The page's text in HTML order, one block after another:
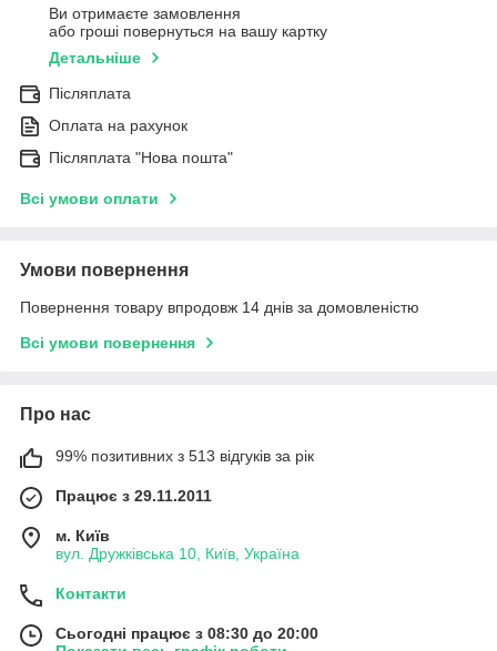
Ви отримаєте замовлення
або гроші повернуться на вашу картку
Детальніше
Післяплата
Оплата на рахунок
Післяплата "Нова пошта"
Всі умови оплати
Умови повернення
Повернення товару впродовж 14 днів за домовленістю
Всі умови повернення
Про нас
99% позитивних з 513 відгуків за рік
Працює з 29.11.2011
м. Київ
вул. Дружківська 10, Київ, Україна
Контакти
Сьогодні працює з 08:30 до 20:00